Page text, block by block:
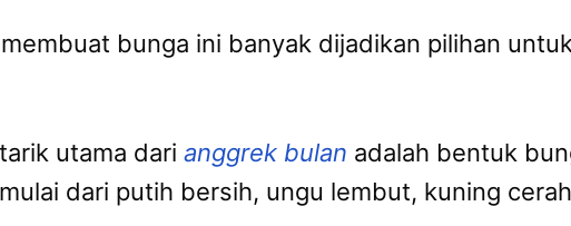
bunga ini banyak dijadikan pilihan
utama dari anggrek bulan adalah bentuk
dari putih bersih, ungu lembut, kuning